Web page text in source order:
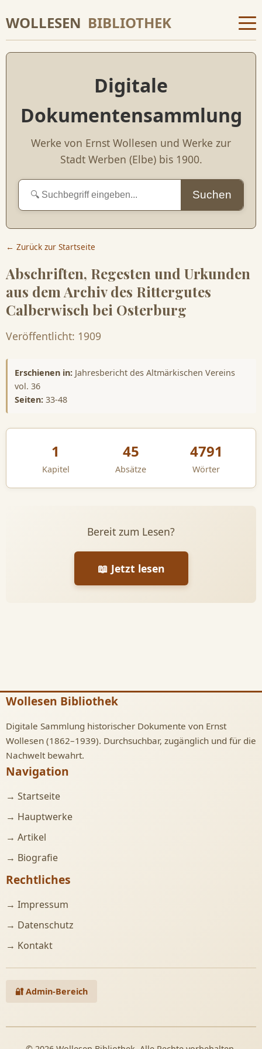
WOLLESEN BIBLIOTHEK
Digitale
Dokumentensammlung
Werke von Ernst Wollesen und Werke zur
Stadt Werben (Elbe) bis 1900.
Suchen
← Zurück zur Startseite
Abschriften, Regesten und Urkunden
aus dem Archiv des Rittergutes
Calberwisch bei Osterburg
Veröffentlicht: 1909
Erschienen in: Jahresbericht des Altmärkischen Vereins
vol. 36
Seiten: 33-48
1
Kapitel
45
Absätze
4791
Wörter
Bereit zum Lesen?
📖 Jetzt lesen
Wollesen Bibliothek
Digitale Sammlung historischer Dokumente von Ernst
Wollesen (1862–1939). Durchsuchbar, zugänglich und für die
Nachwelt bewahrt.
Navigation
→ Startseite
→ Hauptwerke
→ Artikel
→ Biografie
Rechtliches
→ Impressum
→ Datenschutz
→ Kontakt
🔐 Admin-Bereich